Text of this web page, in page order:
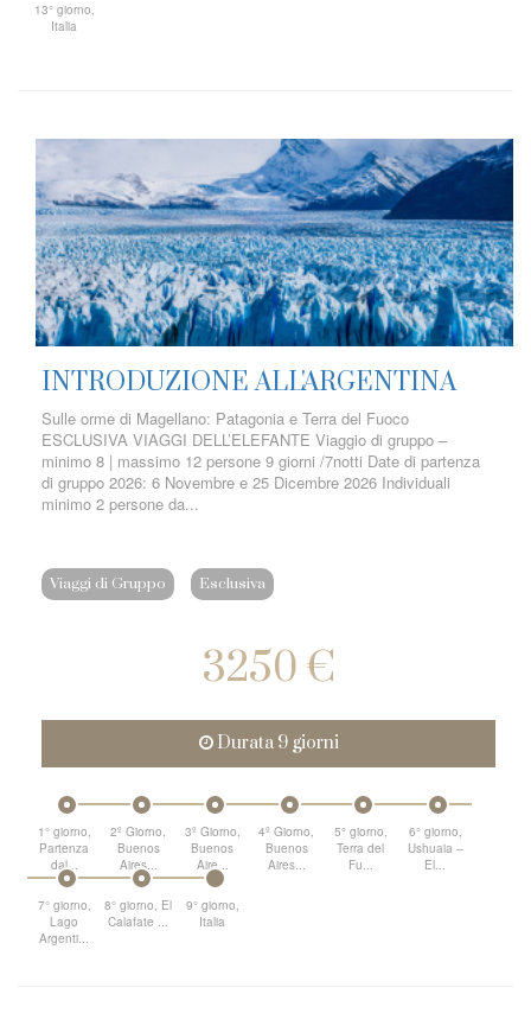
13° giorno,
Italia
INTRODUZIONE ALL'ARGENTINA
Sulle orme di Magellano: Patagonia e Terra del Fuoco
ESCLUSIVA VIAGGI DELL’ELEFANTE Viaggio di gruppo –
minimo 8 | massimo 12 persone 9 giorni /7notti Date di partenza
di gruppo 2026: 6 Novembre e 25 Dicembre 2026 Individuali
minimo 2 persone da...
Viaggi di Gruppo Esclusiva
3250 €
Durata 9 giorni
1° giorno,
Partenza
dal...
2º Giorno,
Buenos
Aires...
3º Giorno,
Buenos
Aire...
4º Giorno,
Buenos
Aires...
5° giorno,
Terra del
Fu...
6° giorno,
Ushuaia –
El...
7° giorno,
Lago
Argenti...
8° giorno, El
Calafate ...
9° giorno,
Italia